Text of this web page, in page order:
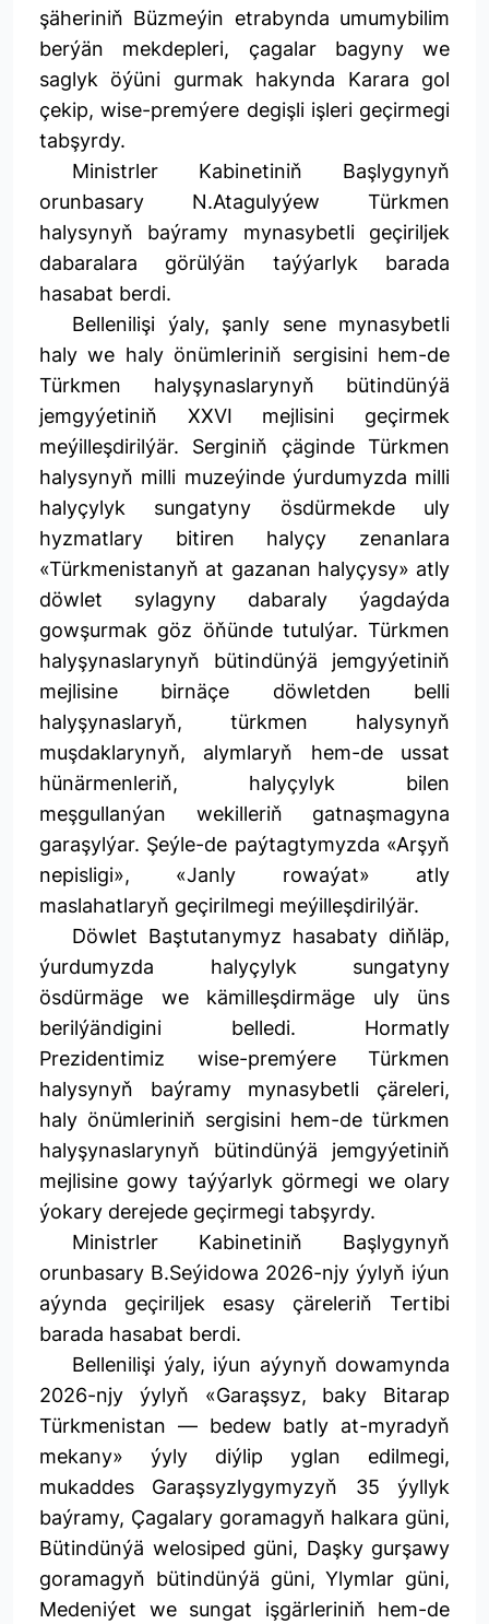
şäheriniň Büzmeýin etrabynda umumybilim
berýän mekdepleri, çagalar bagyny we
saglyk öýüni gurmak hakynda Karara gol
çekip, wise-premýere degişli işleri geçirmegi
tabşyrdy.
Ministrler Kabinetiniň Başlygynyň
orunbasary N.Atagulyýew Türkmen
halysynyň baýramy mynasybetli geçiriljek
dabaralara görülýän taýýarlyk barada
hasabat berdi.
Bellenilişi ýaly, şanly sene mynasybetli
haly we haly önümleriniň sergisini hem-de
Türkmen halyşynaslarynyň bütindünýä
jemgyýetiniň XXVI mejlisini geçirmek
meýilleşdirilýär. Serginiň çäginde Türkmen
halysynyň milli muzeýinde ýurdumyzda milli
halyçylyk sungatyny ösdürmekde uly
hyzmatlary bitiren halyçy zenanlara
«Türkmenistanyň at gazanan halyçysy» atly
döwlet sylagyny dabaraly ýagdaýda
gowşurmak göz öňünde tutulýar. Türkmen
halyşynaslarynyň bütindünýä jemgyýetiniň
mejlisine birnäçe döwletden belli
halyşynaslaryň, türkmen halysynyň
muşdaklarynyň, alymlaryň hem-de ussat
hünärmenleriň, halyçylyk bilen
meşgullanýan wekilleriň gatnaşmagyna
garaşylýar. Şeýle-de paýtagtymyzda «Arşyň
nepisligi», «Janly rowaýat» atly
maslahatlaryň geçirilmegi meýilleşdirilýär.
Döwlet Baştutanymyz hasabaty diňläp,
ýurdumyzda halyçylyk sungatyny
ösdürmäge we kämilleşdirmäge uly üns
berilýändigini belledi. Hormatly
Prezidentimiz wise-premýere Türkmen
halysynyň baýramy mynasybetli çäreleri,
haly önümleriniň sergisini hem-de türkmen
halyşynaslarynyň bütindünýä jemgyýetiniň
mejlisine gowy taýýarlyk görmegi we olary
ýokary derejede geçirmegi tabşyrdy.
Ministrler Kabinetiniň Başlygynyň
orunbasary B.Seýidowa 2026-njy ýylyň iýun
aýynda geçiriljek esasy çäreleriň Tertibi
barada hasabat berdi.
Bellenilişi ýaly, iýun aýynyň dowamynda
2026-njy ýylyň «Garaşsyz, baky Bitarap
Türkmenistan — bedew batly at-myradyň
mekany» ýyly diýlip yglan edilmegi,
mukaddes Garaşsyzlygymyzyň 35 ýyllyk
baýramy, Çagalary goramagyň halkara güni,
Bütindünýä welosiped güni, Daşky gurşawy
goramagyň bütindünýä güni, Ylymlar güni,
Medeniýet we sungat işgärleriniň hem-de